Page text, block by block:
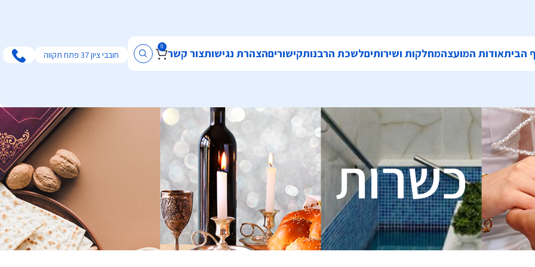
הביתאודות המועצהמחלקות ושירותיםלשכת הרבנותקישוריםהצהרת נגישותצור קשר 0
חובבי ציון 37 פתח תקווה
כשרות